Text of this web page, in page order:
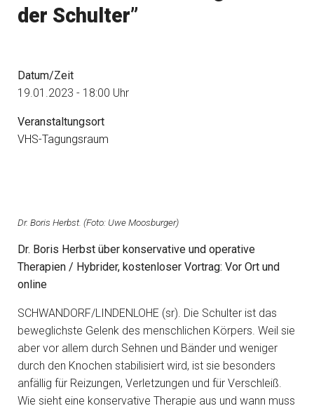
Nutzen Sie aktuelle Angebote Ihrer
der Schulter”
Datum/Zeit
19.01.2023 - 18:00 Uhr
Veranstaltungsort
VHS-Tagungsraum
Dr. Boris Herbst. (Foto: Uwe Moosburger)
Dr. Boris Herbst über konservative und operative
Therapien / Hybrider, kostenloser Vortrag: Vor Ort und
online
SCHWANDORF/LINDENLOHE (sr). Die Schulter ist das
beweglichste Gelenk des menschlichen Körpers. Weil sie
aber vor allem durch Sehnen und Bänder und weniger
durch den Knochen stabilisiert wird, ist sie besonders
anfällig für Reizungen, Verletzungen und für Verschleiß.
Wie sieht eine konservative Therapie aus und wann muss